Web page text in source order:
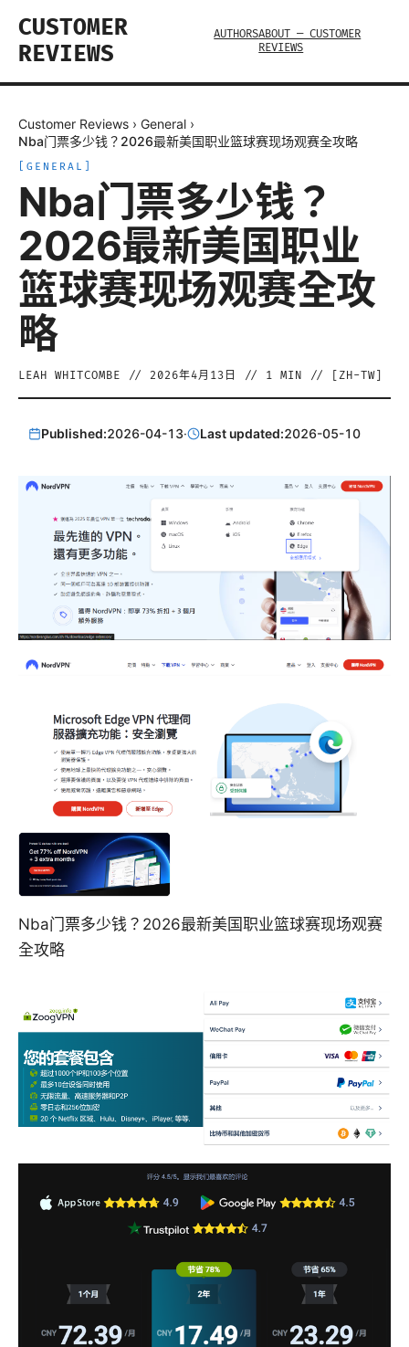
CUSTOMER
REVIEWS
AUTHORSABOUT — CUSTOMER
REVIEWS
Customer Reviews › General ›
Nba门票多少钱？2026最新美国职业篮球赛现场观赛全攻略
GENERAL
Nba门票多少钱？
2026最新美国职业
篮球赛现场观赛全攻
略
LEAH WHITCOMBE // 2026年4月13日 // 1 MIN // [ ZH-TW
Published:2026-04-13· Last updated:2026-05-10
Nba门票多少钱？2026最新美国职业篮球赛现场观赛
全攻略